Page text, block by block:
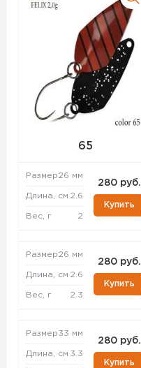
65
Размер26 мм
Длина, см 2.6
Вес, г 2
280 руб.
Купить
Размер26 мм
Длина, см 2.6
Вес, г 2.3
280 руб.
Купить
Размер33 мм
Длина, см 3.3
280 руб.
Купить